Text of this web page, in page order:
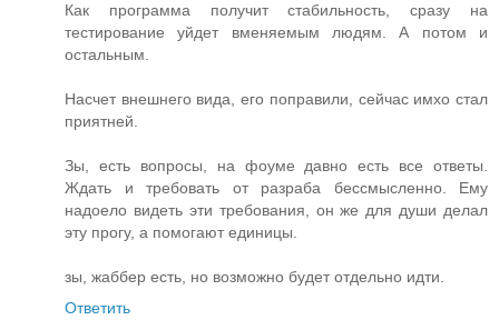
Как программа получит стабильность, сразу на
тестирование уйдет вменяемым людям. А потом и
остальным.
Насчет внешнего вида, его поправили, сейчас имхо стал
приятней.
Зы, есть вопросы, на фоуме давно есть все ответы.
Ждать и требовать от разраба бессмысленно. Ему
надоело видеть эти требования, он же для души делал
эту прогу, а помогают единицы.
зы, жаббер есть, но возможно будет отдельно идти.
Ответить